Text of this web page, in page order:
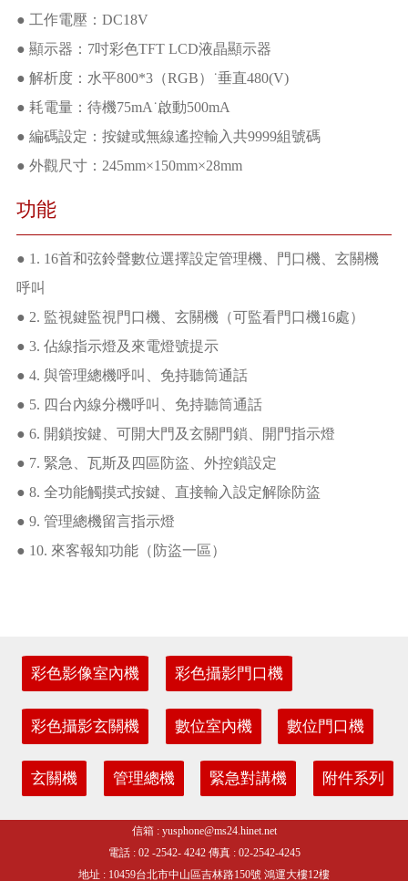
● 工作電壓：DC18V
● 顯示器：7吋彩色TFT LCD液晶顯示器
● 解析度：水平800*3（RGB）˙垂直480(V)
● 耗電量：待機75mA˙啟動500mA
● 編碼設定：按鍵或無線遙控輸入共9999組號碼
● 外觀尺寸：245mm×150mm×28mm
功能
● 1. 16首和弦鈴聲數位選擇設定管理機、門口機、玄關機
呼叫
● 2. 監視鍵監視門口機、玄關機（可監看門口機16處）
● 3. 佔線指示燈及來電燈號提示
● 4. 與管理總機呼叫、免持聽筒通話
● 5. 四台內線分機呼叫、免持聽筒通話
● 6. 開鎖按鍵、可開大門及玄關門鎖、開門指示燈
● 7. 緊急、瓦斯及四區防盜、外控鎖設定
● 8. 全功能觸摸式按鍵、直接輸入設定解除防盜
● 9. 管理總機留言指示燈
● 10. 來客報知功能（防盜一區）
彩色影像室內機 彩色攝影門口機
彩色攝影玄關機 數位室內機 數位門口機
玄關機 管理總機 緊急對講機 附件系列
信箱 : yusphone@ms24.hinet.net
電話 : 02 -2542- 4242 傳真 : 02-2542-4245
地址 : 10459台北市中山區吉林路150號 鴻運大樓12樓